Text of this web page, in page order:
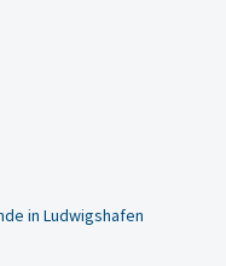
in Ludwigshafen